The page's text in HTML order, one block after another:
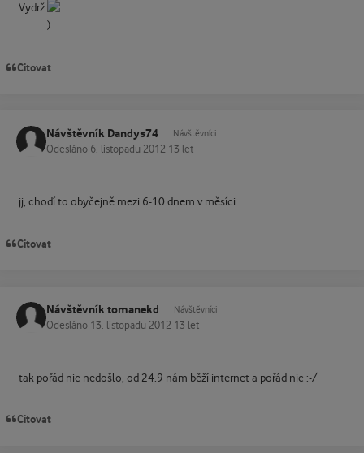
Vydrž
Citovat
Návštěvník Dandys74 Návštěvníci
Odesláno 6. listopadu 2012 13 let
jj, chodí to obyčejně mezi 6-10 dnem v měsíci...
Citovat
Návštěvník tomanekd Návštěvníci
Odesláno 13. listopadu 2012 13 let
tak pořád nic nedošlo, od 24.9 nám běží internet a pořád nic :-/
Citovat